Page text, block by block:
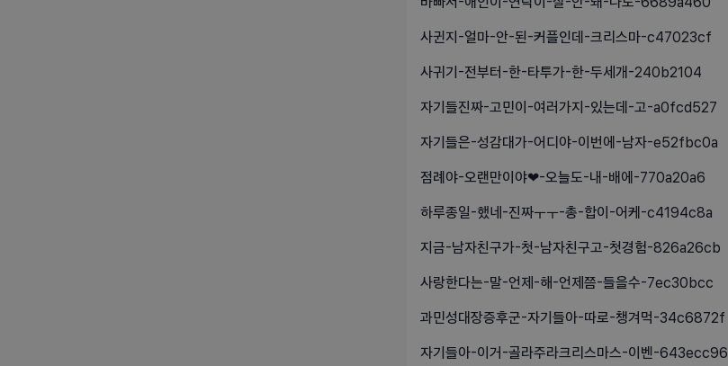
사귄지-얼마-안-된-커플인데-크리스마-c47023cf
사귀기-전부터-한-타투가-한-두세개-240b2104
자기들진짜-고민이-여러가지-있는데-고-a0fcd527
자기들은-성감대가-어디야-이번에-남자-e52fbc0a
점례야-오랜만이야❤-오늘도-내-배에-770a20a6
하루종일-했네-진짜ㅜㅜ-총-합이-어케-c4194c8a
지금-남자친구가-첫-남자친구고-첫경험-826a26cb
사랑한다는-말-언제-해-언제쯤-들을수-7ec30bcc
과민성대장증후군-자기들아-따로-챙겨먹-34c6872f
자기들아-이거-골라주라크리스마스-이벤-643ecc96